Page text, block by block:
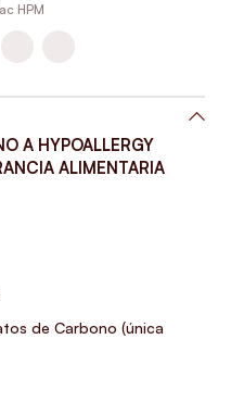
HPM
A HYPOALLERGY
ALIMENTARIA
de Carbono (única